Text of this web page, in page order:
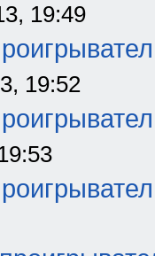
19:49
19:52